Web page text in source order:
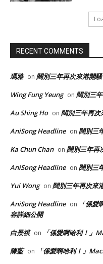
RECENT COMMENTS
瑪雅 on 闊別三年再次來港開
Wing Fung Yeung on 闊別三
Au Shing Ho on 闊別三年再次
AniSong Headline on 闊別三
Ka Chun Chan on 闊別三年再
AniSong Headline on 闊別三
Yui Wong on 闊別三年再次來
AniSong Headline on
「係
容詳細公開
白景祺 on
「係愛啊哈利！」
陳藍 on
「係愛啊哈利！」